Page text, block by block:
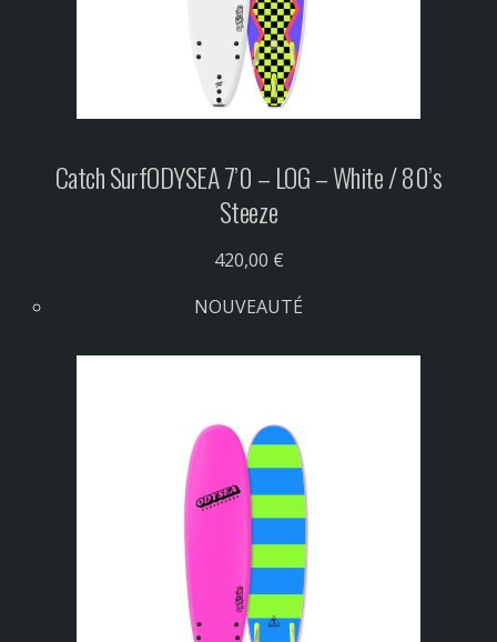
Catch SurfODYSEA 7’0 – LOG – White / 80’s
Steeze
420,00 €
NOUVEAUTÉ